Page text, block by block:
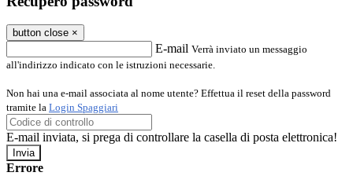
button close ×
E-mail Verrà inviato un messaggio
all'indirizzo indicato con le istruzioni necessarie.
Non hai una e-mail associata al nome utente? Effettua il reset della password
tramite la Login Spaggiari
E-mail inviata, si prega di controllare la casella di posta elettronica!
Errore